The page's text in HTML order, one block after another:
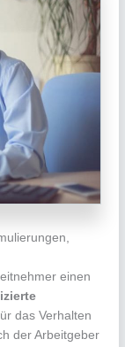
einen
das Verhalten
der Arbeitgeber